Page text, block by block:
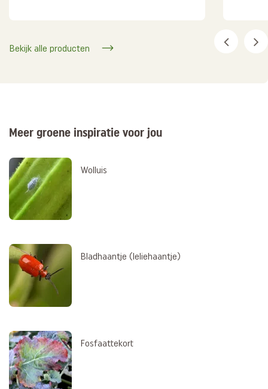
Bekijk alle producten
Meer groene inspiratie voor jou
Wolluis
Bladhaantje (leliehaantje)
Fosfaattekort